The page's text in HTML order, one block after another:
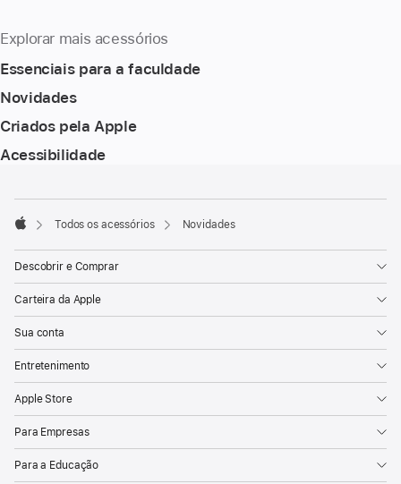
Explorar mais acessórios
Essenciais para a faculdade
Novidades
Criados pela Apple
Acessibilidade
de
rodapéTodos os acessórios Novidades
Descobrir e Comprar
Carteira da Apple
Sua conta
Entretenimento
Apple Store
Para Empresas
Para a Educação